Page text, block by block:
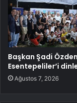
Başkan Şadi
Esentepeliler’i
Ağustos 7, 2026